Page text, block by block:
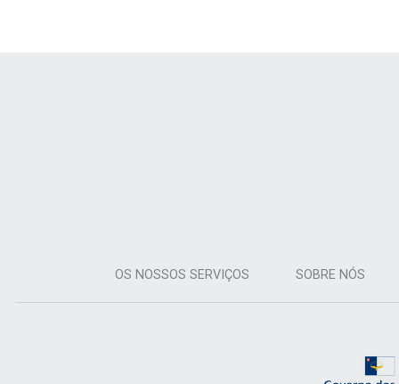
OS NOSSOS SERVIÇOS SOBRE NÓS